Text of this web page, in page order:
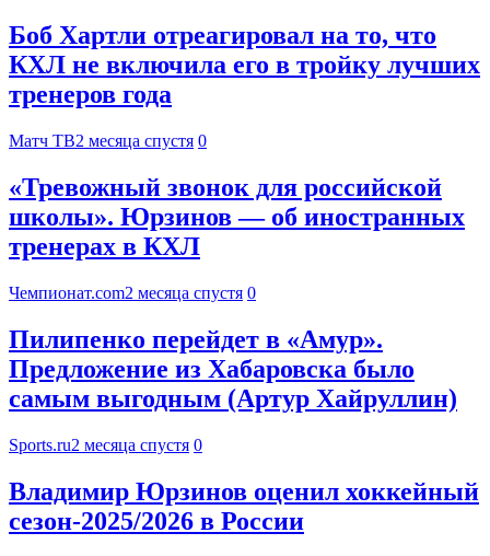
Боб Хартли отреагировал на то, что
КХЛ не включила его в тройку лучших
тренеров года
Матч ТВ2 месяца спустя 0
«Тревожный звонок для российской
школы». Юрзинов — об иностранных
тренерах в КХЛ
Чемпионат.com2 месяца спустя 0
Пилипенко перейдет в «Амур».
Предложение из Хабаровска было
самым выгодным (Артур Хайруллин)
Sports.ru2 месяца спустя 0
Владимир Юрзинов оценил хоккейный
сезон-2025/2026 в России